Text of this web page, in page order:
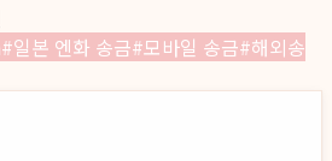
#일본 엔화 송금#모바일 송금#해외송